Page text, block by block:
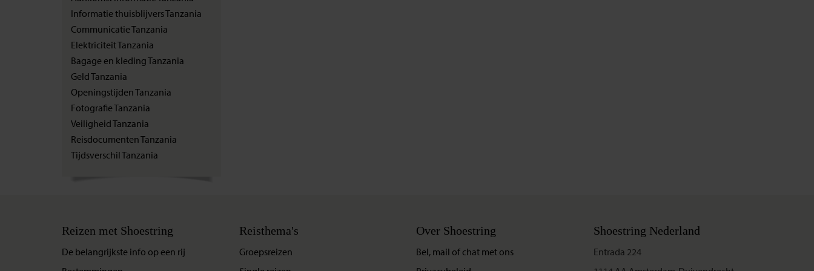
Informatie thuisblijvers Tanzania
Communicatie Tanzania
Elektriciteit Tanzania
Bagage en kleding Tanzania
Geld Tanzania
Openingstijden Tanzania
Fotografie Tanzania
Veiligheid Tanzania
Reisdocumenten Tanzania
Tijdsverschil Tanzania
Reizen met Shoestring
De belangrijkste info op een rij
Reisthema's
Groepsreizen
Over Shoestring
Bel, mail of chat met ons
Shoestring Nederland
Entrada 224